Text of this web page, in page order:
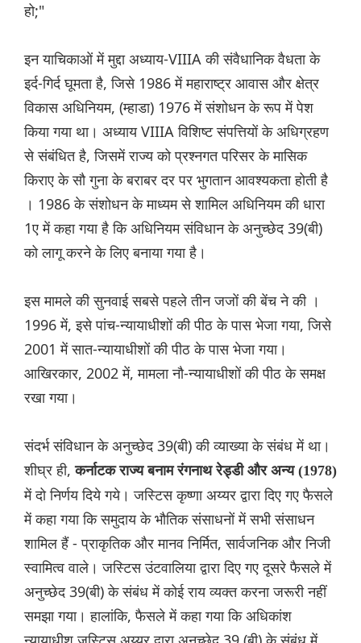
हो;"
इन याचिकाओं में मुद्दा अध्याय-VIIIA की संवैधानिक वैधता के
इर्द-गिर्द घूमता है, जिसे 1986 में महाराष्ट्र आवास और क्षेत्र
विकास अधिनियम, (म्हाडा) 1976 में संशोधन के रूप में पेश
किया गया था। अध्याय VIIIA विशिष्ट संपत्तियों के अधिग्रहण
से संबंधित है, जिसमें राज्य को प्रश्नगत परिसर के मासिक
किराए के सौ गुना के बराबर दर पर भुगतान आवश्यकता होती है
। 1986 के संशोधन के माध्यम से शामिल अधिनियम की धारा
1ए में कहा गया है कि अधिनियम संविधान के अनुच्छेद 39(बी)
को लागू करने के लिए बनाया गया है।
इस मामले की सुनवाई सबसे पहले तीन जजों की बेंच ने की ।
1996 में, इसे पांच-न्यायाधीशों की पीठ के पास भेजा गया, जिसे
2001 में सात-न्यायाधीशों की पीठ के पास भेजा गया।
आखिरकार, 2002 में, मामला नौ-न्यायाधीशों की पीठ के समक्ष
रखा गया।
संदर्भ संविधान के अनुच्छेद 39(बी) की व्याख्या के संबंध में था।
शीघ्र ही,कर्नाटक राज्य बनाम रंगनाथ रेड्डी और अन्य (1978)
में दो निर्णय दिये गये। जस्टिस कृष्णा अय्यर द्वारा दिए गए फैसले
में कहा गया कि समुदाय के भौतिक संसाधनों में सभी संसाधन
शामिल हैं - प्राकृतिक और मानव निर्मित, सार्वजनिक और निजी
स्वामित्व वाले। जस्टिस उंटवालिया द्वारा दिए गए दूसरे फैसले में
अनुच्छेद 39(बी) के संबंध में कोई राय व्यक्त करना जरूरी नहीं
समझा गया। हालांकि, फैसले में कहा गया कि अधिकांश